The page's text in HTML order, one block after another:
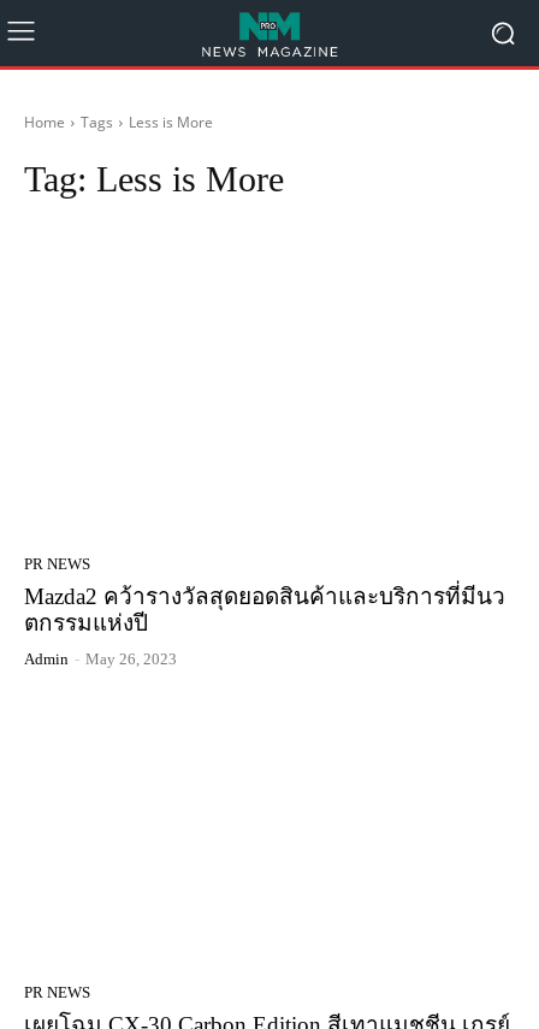
Home Tags Less is More
Tag: Less is More
PR NEWS
Mazda2 คว้ารางวัลสุดยอดสินค้าและบริการที่มีนว
ตกรรมแห่งปี
Admin - May 26, 2023
PR NEWS